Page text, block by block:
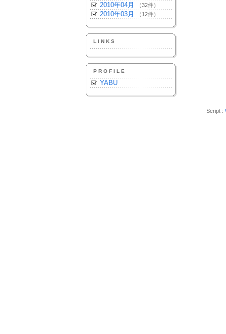
2010年04月 （32件）
2010年03月 （12件）
LINKS
PROFILE
YABU
Script :